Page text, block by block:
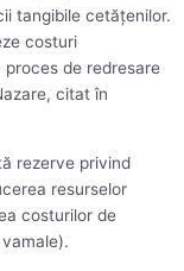
tangibile cetăţenilor.
costuri
de redresare
citat în
rezerve privind
resurselor
costurilor de